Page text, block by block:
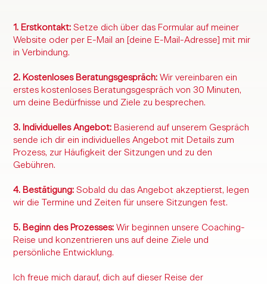
1. Erstkontakt: Setze dich über das Formular auf meiner
Website oder per E-Mail an [deine E-Mail-Adresse] mit mir
in Verbindung.
2. Kostenloses Beratungsgespräch: Wir vereinbaren ein
erstes kostenloses Beratungsgespräch von 30 Minuten,
um deine Bedürfnisse und Ziele zu besprechen.
3. Individuelles Angebot: Basierend auf unserem Gespräch
sende ich dir ein individuelles Angebot mit Details zum
Prozess, zur Häufigkeit der Sitzungen und zu den
Gebühren.
4. Bestätigung: Sobald du das Angebot akzeptierst, legen
wir die Termine und Zeiten für unsere Sitzungen fest.
5. Beginn des Prozesses: Wir beginnen unsere Coaching-
Reise und konzentrieren uns auf deine Ziele und
persönliche Entwicklung.
Ich freue mich darauf, dich auf dieser Reise der